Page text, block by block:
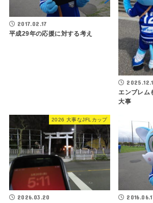
2017.02.17
平成29年の応援に対する考え
エンブレム
大事
2026 大事なJFLカップ
2026.03.20